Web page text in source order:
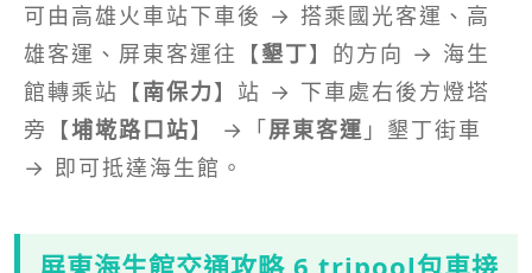
可由高雄火車站下車後 → 搭乘國光客運、高
雄客運、屏東客運往【墾丁】的方向 → 海生
館轉乘站【南保力】站 → 下車處右後方燈塔
旁【埔墘路口站】 →「屏東客運 」墾丁街車
→ 即可抵達海生館。